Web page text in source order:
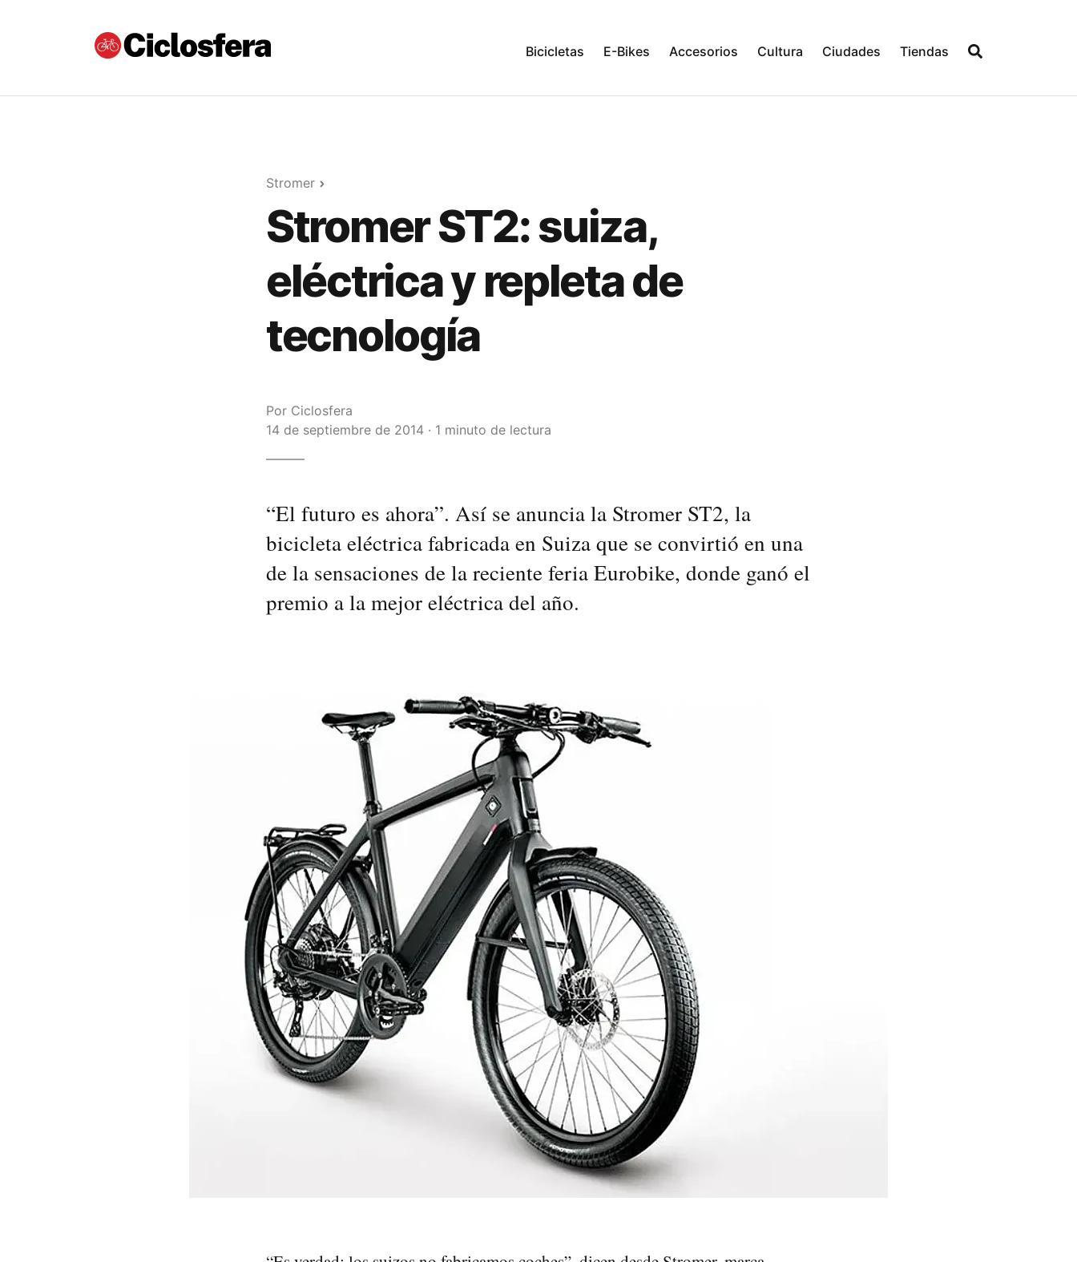
Bicicletas E-Bikes Accesorios Cultura Ciudades Tiendas
Stromer
Stromer ST2: suiza,
eléctrica y repleta de
tecnología
Por Ciclosfera
14 de septiembre de 2014 · 1 minuto de lectura
“El futuro es ahora”. Así se anuncia la Stromer ST2, la
bicicleta eléctrica fabricada en Suiza que se convirtió en una
de la sensaciones de la reciente feria Eurobike, donde ganó el
premio a la mejor eléctrica del año.